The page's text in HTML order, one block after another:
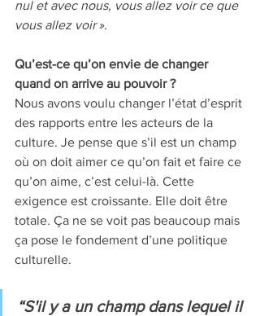
nul et avec nous, vous allez voir ce que
vous allez voir ».
Qu’est-ce qu’on envie de changer
quand on arrive au pouvoir ?
Nous avons voulu changer l’état d’esprit
des rapports entre les acteurs de la
culture. Je pense que s’il est un champ
où on doit aimer ce qu’on fait et faire ce
qu’on aime, c’est celui-là. Cette
exigence est croissante. Elle doit être
totale. Ça ne se voit pas beaucoup mais
ça pose le fondement d’une politique
culturelle.
“S'il y a un champ dans lequel il